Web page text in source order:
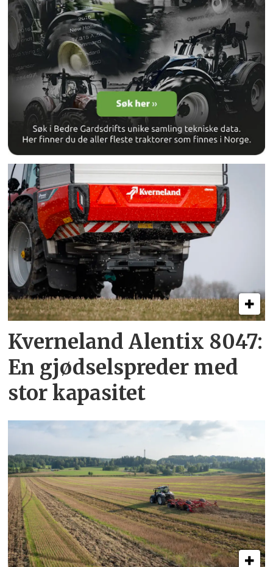
Kverneland Alentix 8047:
En gjødsel­spreder med
stor kapasitet